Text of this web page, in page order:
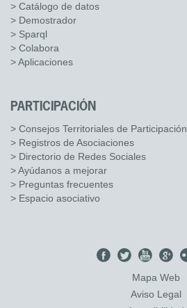
> Catálogo de datos
> Demostrador
> Sparql
> Colabora
> Aplicaciones
PARTICIPACIÓN
> Consejos Territoriales de Participación
> Registros de Asociaciones
> Directorio de Redes Sociales
> Ayúdanos a mejorar
> Preguntas frecuentes
> Espacio asociativo
Mapa Web
Aviso Legal